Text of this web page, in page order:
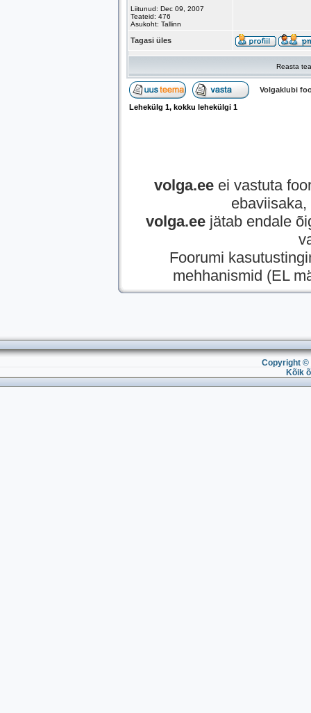
Liitunud: Dec 09, 2007
Teateid: 476
Asukoht: Tallinn
Tagasi üles
Reasta
Volgaklubi
Lehekülg 1, kokku lehekülgi 1
volga.eeei vastuta
volga.ee jätab endale
Foorumi
mehhanismid (EL
Copyright ©
Kõik